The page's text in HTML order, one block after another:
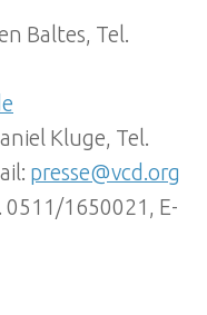
Baltes, Tel.
Kluge, Tel.
presse@vcd.org
0511/1650021, E-